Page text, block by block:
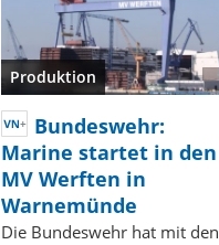
Produktion
Bundeswehr:
Marine startet in den
MV Werften in
Warnemünde
Die Bundeswehr hat mit den